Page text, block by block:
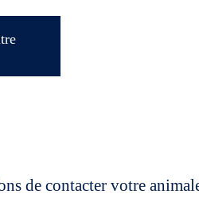
de contacter votre